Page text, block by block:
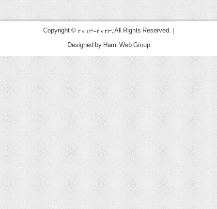
Copyright © 2013-2023, All Rights Reserved. |
Designed by Hami Web Group